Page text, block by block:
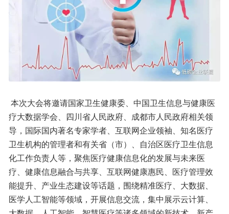
疗大数据学会、四川省人民政府、成都市人民政府相关领
导，国际国内著名专家学者、互联网企业领袖、知名医疗
卫生机构的管理者和有关省（市）、自治区医疗卫生信息
化工作负责人等，聚焦医疗健康信息化的发展与未来医
疗、健康信息融合与共享、互联网健康惠民、医疗管理效
能提升、产业生态建设等话题，围绕精准医疗、大数据、
医学人工智能等领域，开展信息交流，集中展示云计算、